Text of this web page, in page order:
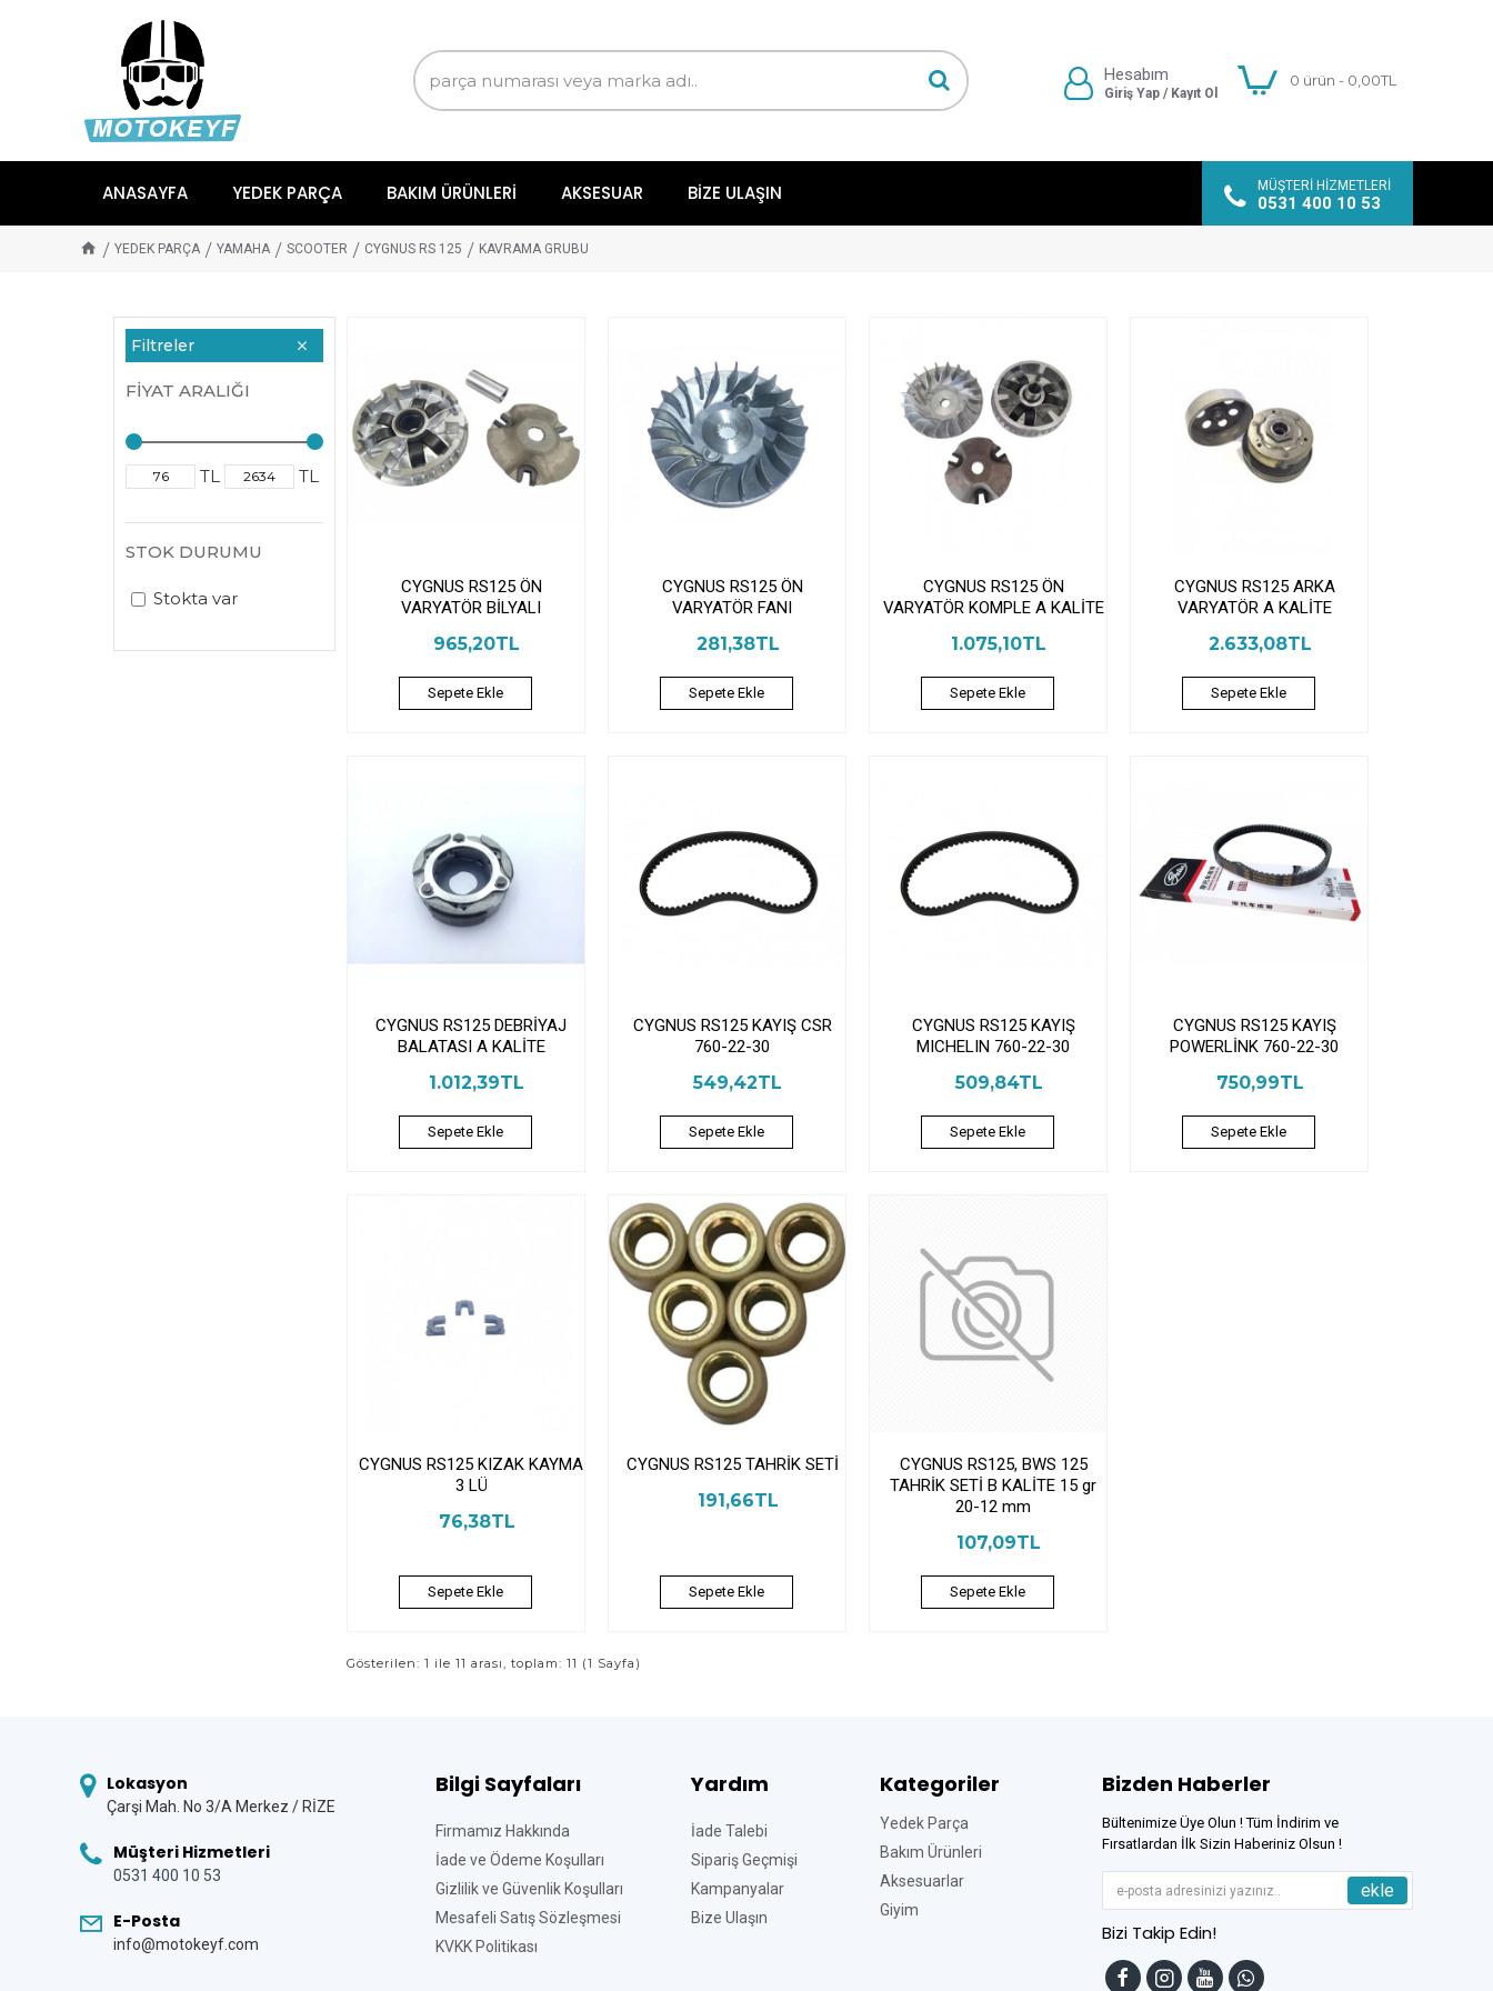
Hesabım
Giriş Yap / Kayıt Ol
0 ürün - 0,00TL
ANASAYFA YEDEK PARÇA BAKIM ÜRÜNLERI AKSESUAR BIZE ULAŞIN MÜŞTERI HIZMETLERI
0531 400 10 53
YEDEK PARÇA YAMAHA SCOOTER CYGNUS RS 125 KAVRAMA GRUBU
Filtreler
FIYAT ARALIĞI
TL TL
STOK DURUMU
Stokta var
CYGNUS RS125 ÖN
VARYATÖR BİLYALI
965,20TL
Sepete Ekle
CYGNUS RS125 ÖN
VARYATÖR FANI
281,38TL
Sepete Ekle
CYGNUS RS125 ÖN
VARYATÖR KOMPLE A KALİTE
1.075,10TL
Sepete Ekle
CYGNUS RS125 ARKA
VARYATÖR A KALİTE
2.633,08TL
Sepete Ekle
CYGNUS RS125 DEBRİYAJ
BALATASI A KALİTE
1.012,39TL
Sepete Ekle
CYGNUS RS125 KAYIŞ CSR
760-22-30
549,42TL
Sepete Ekle
CYGNUS RS125 KAYIŞ
MICHELIN 760-22-30
509,84TL
Sepete Ekle
CYGNUS RS125 KAYIŞ
POWERLİNK 760-22-30
750,99TL
Sepete Ekle
CYGNUS RS125 KIZAK KAYMA
3 LÜ
76,38TL
Sepete Ekle
CYGNUS RS125 TAHRİK SETİ
191,66TL
Sepete Ekle
CYGNUS RS125, BWS 125
TAHRİK SETİ B KALİTE 15 gr
20-12 mm
107,09TL
Sepete Ekle
Gösterilen: 1 ile 11 arası, toplam: 11 (1 Sayfa)
Lokasyon
Çarşi Mah. No 3/A Merkez / RİZE
Müşteri Hizmetleri
0531 400 10 53
E-Posta
info@motokeyf.com
Bilgi Sayfaları
Firmamız Hakkında
İade ve Ödeme Koşulları
Gizlilik ve Güvenlik Koşulları
Mesafeli Satış Sözleşmesi
KVKK Politikası
Yardım
İade Talebi
Sipariş Geçmişi
Kampanyalar
Bize Ulaşın
Kategoriler
Yedek Parça
Bakım Ürünleri
Aksesuarlar
Giyim
Bizden Haberler
Bültenimize Üye Olun ! Tüm İndirim ve
Fırsatlardan İlk Sizin Haberiniz Olsun !
ekle
Bizi Takip Edin!